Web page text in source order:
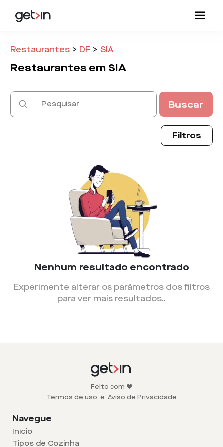
Restaurantes > DF > SIA
Restaurantes emSIA
Buscar
Filtros
Nenhum resultado encontrado
Experimente alterar os parâmetros dos filtros
para ver mais resultados..
Feito com ❤️
Termos de uso e Aviso de Privacidade
Navegue
Início
Tipos de Cozinha